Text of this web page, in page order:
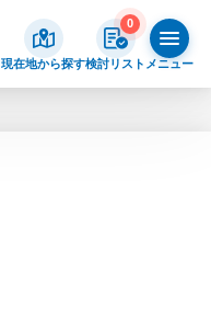
現在地から探す
0
検討リスト メニュー